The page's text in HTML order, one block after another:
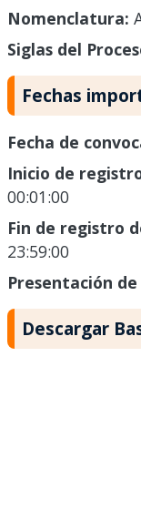
Nomenclatura:
Siglas del
Fechas
Fecha de
Inicio de
00:01:00
Fin de registro
23:59:00
Presentación
Descargar